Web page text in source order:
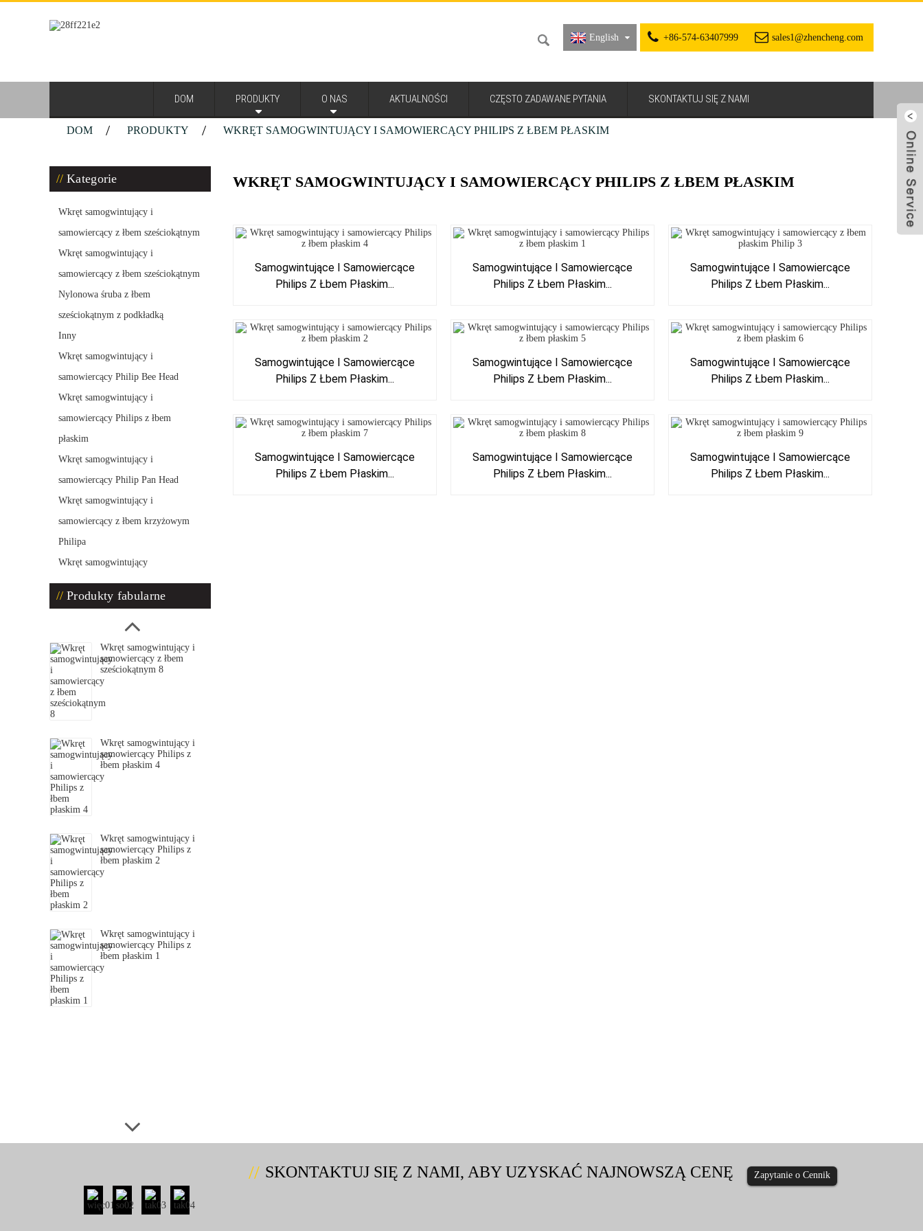
+86-574-63407999 sales1@zhencheng.com
English
DOM PRODUKTY O NAS AKTUALNOŚCI CZĘSTO ZADAWANE PYTANIA SKONTAKTUJ SIĘ Z NAMI
DOM PRODUKTY WKRĘT SAMOGWINTUJĄCY I SAMOWIERCĄCY PHILIPS Z ŁBEM PŁASKIM
Kategorie
Wkręt samogwintujący i
samowiercący z łbem sześciokątnym
Wkręt samogwintujący i
samowiercący z łbem sześciokątnym
Nylonowa śruba z łbem
sześciokątnym z podkładką
Inny
Wkręt samogwintujący i
samowiercący Philip Bee Head
Wkręt samogwintujący i
samowiercący Philips z łbem
płaskim
Wkręt samogwintujący i
samowiercący Philip Pan Head
Wkręt samogwintujący i
samowiercący z łbem krzyżowym
Philipa
Wkręt samogwintujący
Produkty fabularne
Wkręt samogwintujący i
samowiercący z łbem
sześciokątnym 8
Wkręt samogwintujący i
samowiercący Philips z
łbem płaskim 4
Wkręt samogwintujący i
samowiercący Philips z
łbem płaskim 2
Wkręt samogwintujący i
samowiercący Philips z
łbem płaskim 1
WKRĘT SAMOGWINTUJĄCY I SAMOWIERCĄCY PHILIPS Z ŁBEM PŁASKIM
Samogwintujące I Samowiercące
Philips Z Łbem Płaskim...
Samogwintujące I Samowiercące
Philips Z Łbem Płaskim...
Samogwintujące I Samowiercące
Philips Z Łbem Płaskim...
Samogwintujące I Samowiercące
Philips Z Łbem Płaskim...
Samogwintujące I Samowiercące
Philips Z Łbem Płaskim...
Samogwintujące I Samowiercące
Philips Z Łbem Płaskim...
Samogwintujące I Samowiercące
Philips Z Łbem Płaskim...
Samogwintujące I Samowiercące
Philips Z Łbem Płaskim...
Samogwintujące I Samowiercące
Philips Z Łbem Płaskim...
SKONTAKTUJ SIĘ Z NAMI, ABY UZYSKAĆ NAJNOWSZĄ CENĘ Zapytanie o Cennik